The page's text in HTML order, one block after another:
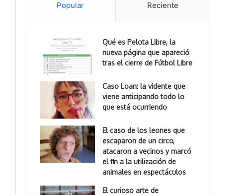
Popular Reciente
Qué es Pelota Libre, la
nueva página que apareció
tras el cierre de Fútbol Libre
Caso Loan: la vidente que
viene anticipando todo lo
que está ocurriendo
El caso de los leones que
escaparon de un circo,
atacaron a vecinos y marcó
el fin a la utilización de
animales en espectáculos
El curioso arte de